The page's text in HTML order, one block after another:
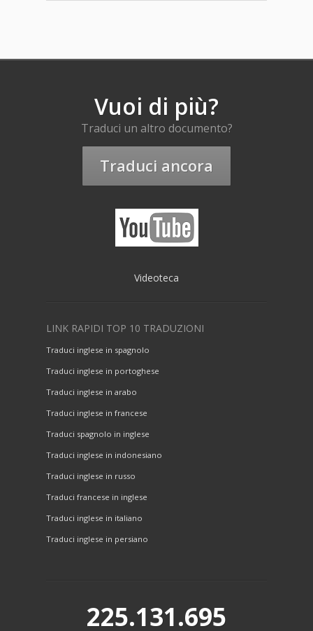
Vuoi di più?
Traduci un altro documento?
Traduci ancora
Videoteca
LINK RAPIDI TOP 10 TRADUZIONI
Traduci inglese in spagnolo
Traduci inglese in portoghese
Traduci inglese in arabo
Traduci inglese in francese
Traduci spagnolo in inglese
Traduci inglese in indonesiano
Traduci inglese in russo
Traduci francese in inglese
Traduci inglese in italiano
Traduci inglese in persiano
225.131.695